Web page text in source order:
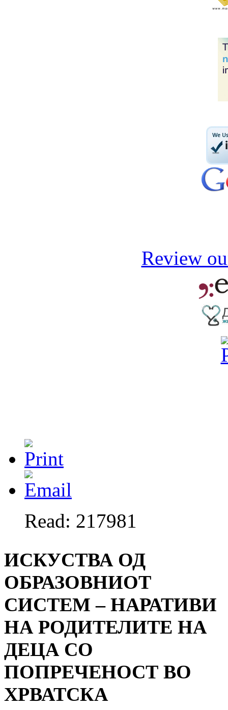
Review
Read: 217981
ИСКУСТВА ОД
ОБРАЗОВНИОТ
СИСТЕМ – НАРАТИВИ
НА РОДИТЕЛИТЕ НА
ДЕЦА СО
ПОПРЕЧЕНОСТ ВО
ХРВАТСКА